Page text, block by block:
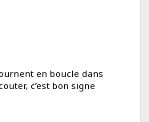
en boucle dans
c’est bon signe